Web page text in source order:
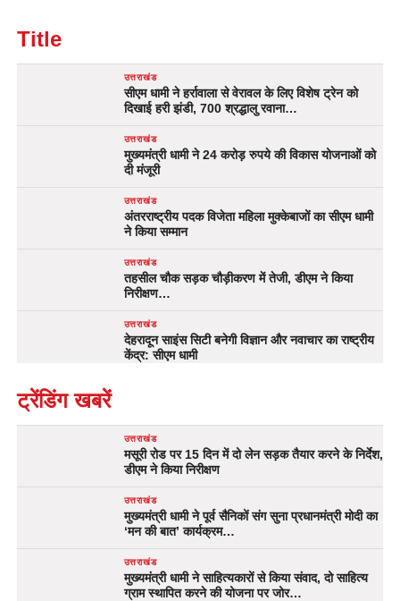
Title
उत्तराखंड
सीएम धामी ने हर्रावाला से वेरावल के लिए विशेष ट्रेन को
दिखाई हरी झंडी, 700 श्रद्धालु रवाना…
उत्तराखंड
मुख्यमंत्री धामी ने 24 करोड़ रुपये की विकास योजनाओं को
दी मंजूरी
उत्तराखंड
अंतरराष्ट्रीय पदक विजेता महिला मुक्केबाजों का सीएम धामी
ने किया सम्मान
उत्तराखंड
तहसील चौक सड़क चौड़ीकरण में तेजी, डीएम ने किया
निरीक्षण…
उत्तराखंड
देहरादून साइंस सिटी बनेगी विज्ञान और नवाचार का राष्ट्रीय
केंद्र: सीएम धामी
ट्रेंडिंग खबरें
उत्तराखंड
मसूरी रोड पर 15 दिन में दो लेन सड़क तैयार करने के निर्देश,
डीएम ने किया निरीक्षण
उत्तराखंड
मुख्यमंत्री धामी ने पूर्व सैनिकों संग सुना प्रधानमंत्री मोदी का
‘मन की बात’ कार्यक्रम…
उत्तराखंड
मुख्यमंत्री धामी ने साहित्यकारों से किया संवाद, दो साहित्य
ग्राम स्थापित करने की योजना पर जोर…